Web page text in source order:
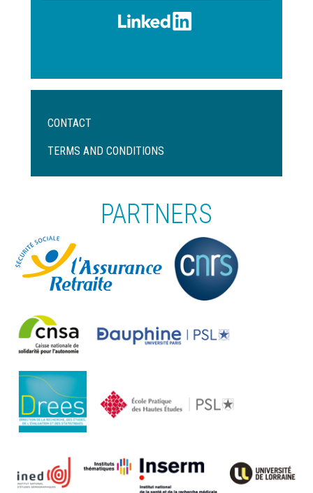
Menu
de
CONTACT
TERMS AND CONDITIONS
PARTNERS